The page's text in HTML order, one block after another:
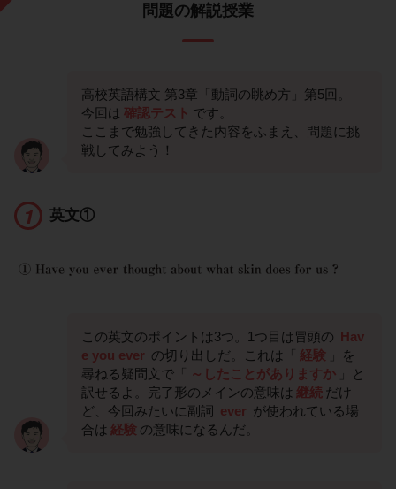
問題の解説授業
高校英語構文 第3章「動詞の眺め方」第5回。
今回は 確認テスト です。
ここまで勉強してきた内容をふまえ、問題に挑
戦してみよう！
英文①
この英文のポイントは3つ。1つ目は冒頭の Hav
e you ever の切り出しだ。これは「 経験
」を
尋ねる疑問文で「
～したことがありますか
」と
訳せるよ。完了形のメインの意味は 継続 だけ
ど、今回みたいに副詞
ever が使われている場
合は 経験 の意味になるんだ。